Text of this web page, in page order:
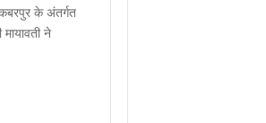
के अंतर्गत
ने